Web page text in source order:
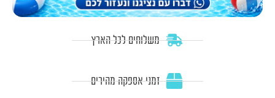
משלוחים לכל הארץ
זמני אספקה מהירים